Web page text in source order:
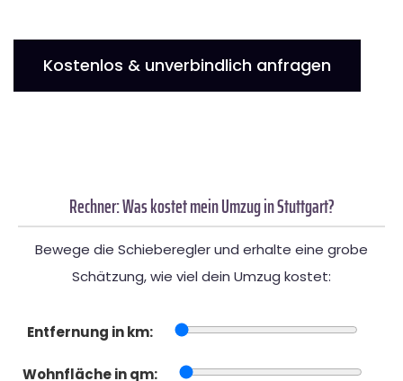
Kostenlos & unverbindlich anfragen
Rechner: Was kostet mein Umzug in Stuttgart?
Bewege die Schieberegler und erhalte eine grobe
Schätzung, wie viel dein Umzug kostet:
Entfernung in km:
Wohnfläche in qm: